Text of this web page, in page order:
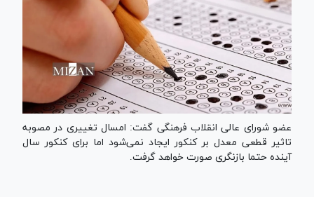
عضو شورای عالی انقلاب فرهنگی گفت: امسال تغییری در مصوبه
تاثیر قطعی معدل بر کنکور ایجاد نمی‌شود اما برای کنکور سال
آینده حتما بازنگری صورت خواهد گرفت.